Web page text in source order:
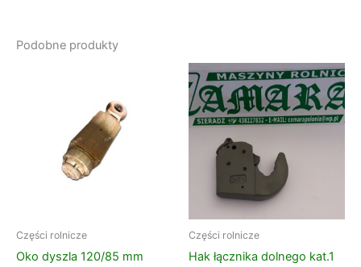
Podobne produkty
Części rolnicze
Oko dyszla 120/85 mm
Części rolnicze
Hak łącznika dolnego kat.1